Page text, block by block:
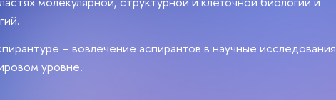
– вовлечение аспирантов в научные исследования
уровне.